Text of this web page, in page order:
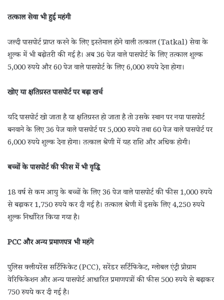
तत्काल सेवा भी हुई महंगी
जल्दी पासपोर्ट प्राप्त करने के लिए इस्तेमाल होने वाली तत्काल (Tatkal) सेवा के
शुल्क में भी बढ़ोतरी की गई है। अब 36 पेज वाले पासपोर्ट के लिए तत्काल शुल्क
5,000 रुपये और 60 पेज वाले पासपोर्ट के लिए 6,000 रुपये देना होगा।
खोए या क्षतिग्रस्त पासपोर्ट पर बढ़ा खर्च
यदि पासपोर्ट खो जाता है या क्षतिग्रस्त हो जाता है तो उसके स्थान पर नया पासपोर्ट
बनवाने के लिए 36 पेज वाले पासपोर्ट पर 5,000 रुपये तथा 60 पेज वाले पासपोर्ट पर
6,000 रुपये शुल्क देना होगा। तत्काल श्रेणी में यह राशि और अधिक होगी।
बच्चों के पासपोर्ट की फीस में भी वृद्धि
18 वर्ष से कम आयु के बच्चों के लिए 36 पेज वाले पासपोर्ट की फीस 1,000 रुपये
से बढ़ाकर 1,750 रुपये कर दी गई है। तत्काल श्रेणी में इसके लिए 4,250 रुपये
शुल्क निर्धारित किया गया है।
PCC और अन्य प्रमाणपत्र भी महंगे
पुलिस क्लीयरेंस सर्टिफिकेट (PCC), सरेंडर सर्टिफिकेट, ग्लोबल एंट्री प्रोग्राम
वेरिफिकेशन और अन्य पासपोर्ट आधारित प्रमाणपत्रों की फीस 500 रुपये से बढ़ाकर
750 रुपये कर दी गई है।